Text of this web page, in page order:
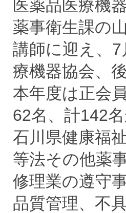
医薬品医療機
薬事衛生課の
講師に迎え、
療機器協会、
本年度は正会
62名、計142
石川県健康福
等法その他薬
修理業の遵守
品質管理、不